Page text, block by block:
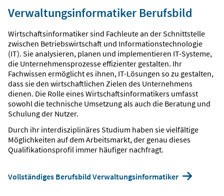
Verwaltungsinformatiker Berufsbild
Wirtschaftsinformatiker sind Fachleute an der Schnittstelle
zwischen Betriebswirtschaft und Informationstechnologie
(IT). Sie analysieren, planen und implementieren IT-Systeme,
die Unternehmensprozesse effizienter gestalten. Ihr
Fachwissen ermöglicht es ihnen, IT-Lösungen so zu gestalten,
dass sie den wirtschaftlichen Zielen des Unternehmens
dienen. Die Rolle eines Wirtschaftsinformatikers umfasst
sowohl die technische Umsetzung als auch die Beratung und
Schulung der Nutzer.
Durch ihr interdisziplinäres Studium haben sie vielfältige
Möglichkeiten auf dem Arbeitsmarkt, der genau dieses
Qualifikationsprofil immer häufiger nachfragt.
Vollständiges Berufsbild Verwaltungsinformatiker